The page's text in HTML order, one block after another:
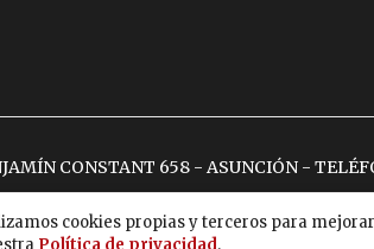
cookies propias y terceros para
Política de privacidad .
CONSTANT 658 - ASUNCIÓN -